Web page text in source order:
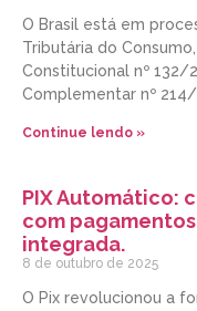
O Brasil está em
Tributária do
Constitucional nº 132/
Complementar nº 214/
Continue lendo »
PIX Automático:
com
integrada.
8 de outubro de 2025
O Pix revolucionou a